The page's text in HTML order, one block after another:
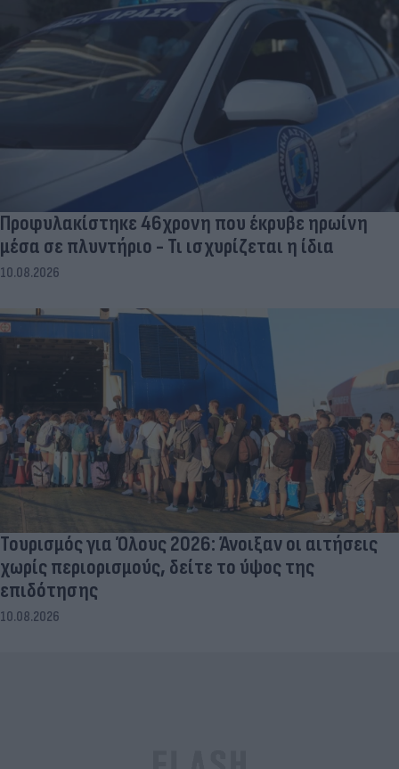
Προφυλακίστηκε 46χρονη που έκρυβε ηρωίνη
μέσα σε πλυντήριο - Τι ισχυρίζεται η ίδια
10.08.2026
Τουρισμός για Όλους 2026: Άνοιξαν οι αιτήσεις
χωρίς περιορισμούς, δείτε το ύψος της
επιδότησης
10.08.2026